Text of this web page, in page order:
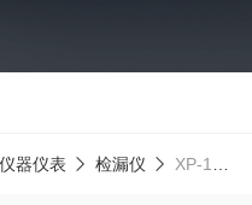
仪器仪表 检漏仪 XP-1A卤素TIF检漏仪